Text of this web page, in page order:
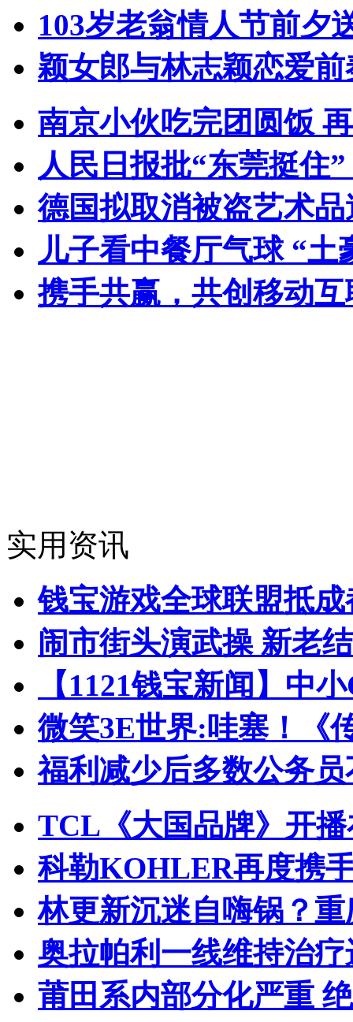
103岁老翁情人节前夕
颖女郎与林志颖恋爱
南京小伙吃完团圆饭
人民日报批“东莞挺住
德国拟取消被盗艺术
儿子看中餐厅气球 “土
携手共赢，共创移动
实用资讯
钱宝游戏全球联盟抵
闹市街头演武操 新老
【1121钱宝新闻】中
微笑3E世界:哇塞！《
福利减少后多数公务
TCL《大国品牌》开
科勒KOHLER再度携
林更新沉迷自嗨锅？
奥拉帕利一线维持治
莆田系内部分化严重